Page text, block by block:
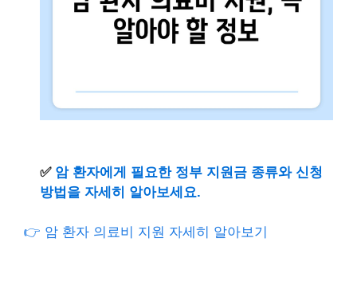
✅ 암 환자에게 필요한 정부 지원금 종류와 신청
방법을 자세히 알아보세요.
👉 암 환자 의료비 지원 자세히 알아보기